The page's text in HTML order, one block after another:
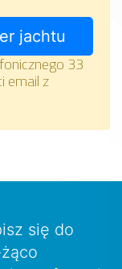
33
email z
się do